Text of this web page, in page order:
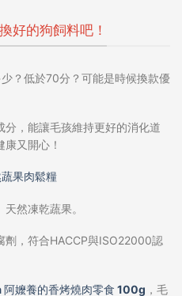
好的狗飼料吧！
？低於70分？可能是時候換款優
分 ，能讓毛孩維持更好的消化道
又開心！
果肉鬆糧
然凍乾蔬果。
劑，符合HACCP與ISO22000認
嬤養的香烤燒肉零食 100g ，毛